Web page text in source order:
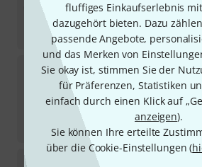
fluffiges Einkaufserlebnis
dazugehört bieten. Dazu
passende Angebote,
und das Merken von
Sie okay ist, stimmen Sie der
für Präferenzen, Statistiken
einfach durch einen Klick auf
anzeigen).
Sie können Ihre erteilte
über die Cookie-Einstellungen (
6
Sofort lieferbar
148 €
GewaAir Cello Case BK/BD
1
In 7–9 Wochen lieferbar
1.480 €
UVP:1.880 €
-21%
Gewa